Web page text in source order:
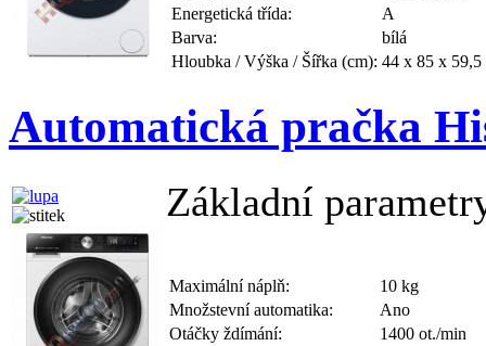
Energetická třída:
A
Barva:
bílá
Hloubka / Výška / Šířka (cm): 44 x 85 x 59,5
Automatická pračka
Základní
Maximální náplň:
10 kg
Množstevní automatika:
Ano
Otáčky ždímání:
1400 ot./min